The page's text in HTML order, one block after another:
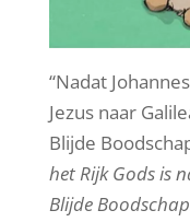
“Nadat
Jezus naar
Blijde
het Rijk Gods is
Blijde